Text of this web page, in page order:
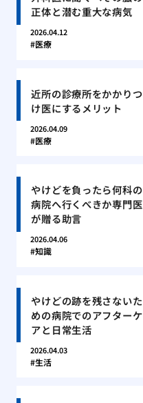
正体と潜む重大な病気
2026.04.12
医療
近所の診療所をかかりつ
け医にするメリット
2026.04.09
医療
やけどを負ったら何科の
病院へ行くべきか専門医
が贈る助言
2026.04.06
知識
やけどの跡を残さないた
めの病院でのアフターケ
アと日常生活
2026.04.03
生活